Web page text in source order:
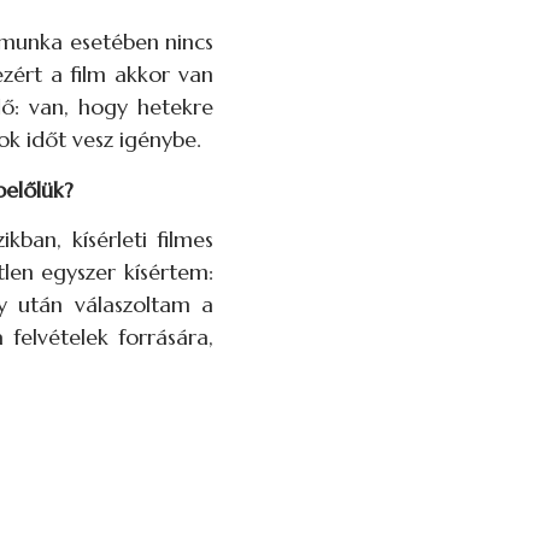
esetében nincs
a film akkor van
van, hogy hetekre
időt vesz igénybe.
kísérleti filmes
egyszer kísértem:
után válaszoltam a
felvételek forrására,